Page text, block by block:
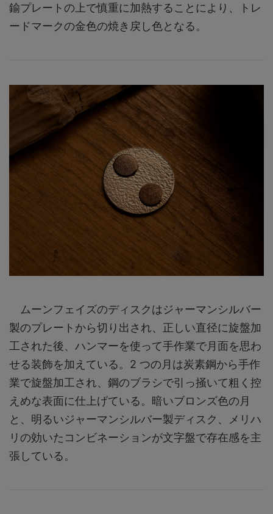
鍮プレートの上で慎重に加熱することにより、トレ
ードマークの金色の焼き戻し色となる。
ムーンフェイズのディスクはジャーマンシルバー
製のプレートから切り出され、正しい直径に旋盤加
工された後、ハンマーを使って手作業で月面を思わ
せる装飾を加えている。2 つの月は炭素鋼から手作
業で旋盤加工され、鋼のブラシで引っ掻いて粗く控
えめな表面に仕上げている。暗いブロンズ色の月
と、明るいジャーマンシルバー製ディスク、メリハ
リの効いたコンビネーションが文字盤で存在感を主
張している。